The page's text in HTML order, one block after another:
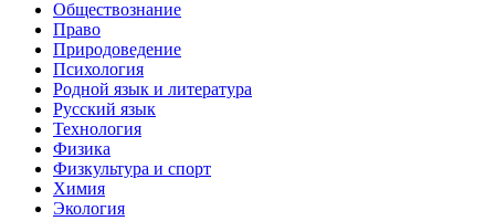
Обществознание
Право
Природоведение
Психология
Родной язык и литература
Русский язык
Технология
Физика
Физкультура и спорт
Химия
Экология